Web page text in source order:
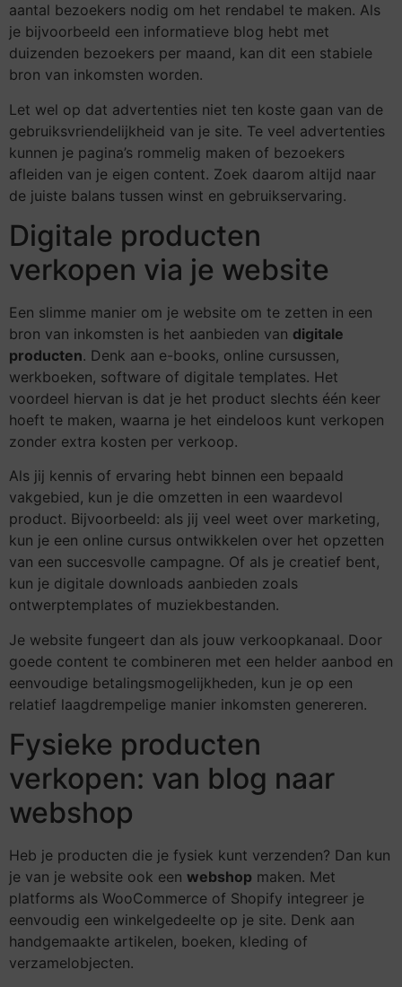
aantal bezoekers nodig om het rendabel te maken. Als
je bijvoorbeeld een informatieve blog hebt met
duizenden bezoekers per maand, kan dit een stabiele
bron van inkomsten worden.
Let wel op dat advertenties niet ten koste gaan van de
gebruiksvriendelijkheid van je site. Te veel advertenties
kunnen je pagina’s rommelig maken of bezoekers
afleiden van je eigen content. Zoek daarom altijd naar
de juiste balans tussen winst en gebruikservaring.
Digitale producten
verkopen via je website
Een slimme manier om je website om te zetten in een
bron van inkomsten is het aanbieden van digitale
producten. Denk aan e-books, online cursussen,
werkboeken, software of digitale templates. Het
voordeel hiervan is dat je het product slechts één keer
hoeft te maken, waarna je het eindeloos kunt verkopen
zonder extra kosten per verkoop.
Als jij kennis of ervaring hebt binnen een bepaald
vakgebied, kun je die omzetten in een waardevol
product. Bijvoorbeeld: als jij veel weet over marketing,
kun je een online cursus ontwikkelen over het opzetten
van een succesvolle campagne. Of als je creatief bent,
kun je digitale downloads aanbieden zoals
ontwerptemplates of muziekbestanden.
Je website fungeert dan als jouw verkoopkanaal. Door
goede content te combineren met een helder aanbod en
eenvoudige betalingsmogelijkheden, kun je op een
relatief laagdrempelige manier inkomsten genereren.
Fysieke producten
verkopen: van blog naar
webshop
Heb je producten die je fysiek kunt verzenden? Dan kun
je van je website ook een webshop maken. Met
platforms als WooCommerce of Shopify integreer je
eenvoudig een winkelgedeelte op je site. Denk aan
handgemaakte artikelen, boeken, kleding of
verzamelobjecten.